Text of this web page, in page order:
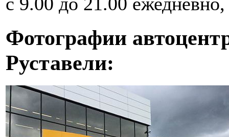
Фотографии
Руставели: